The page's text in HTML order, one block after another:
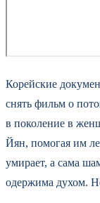
Корейские
снять фильм о
в поколение в
Йян, помогая им
умирает, а сама
одержима духом.